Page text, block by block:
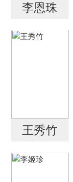
李恩珠
王秀竹